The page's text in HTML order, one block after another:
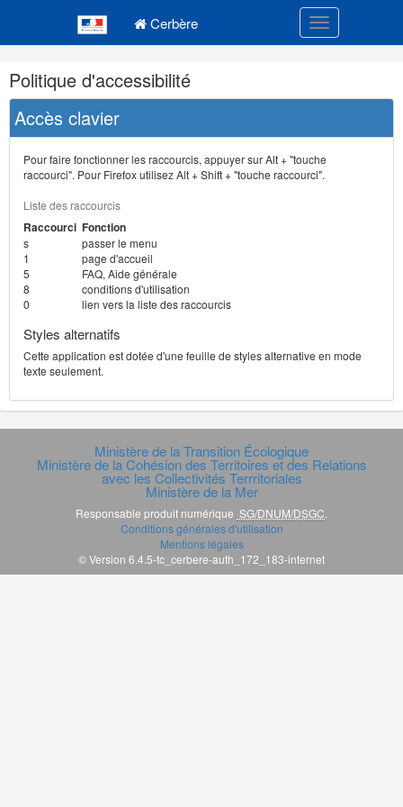
Cerbère Toggle
Navigation
et
outils
annexes
Politique d'accessibilité
Accès clavier
Pour faire fonctionner les raccourcis, appuyer sur Alt + "touche
raccourci". Pour Firefox utilisez Alt + Shift + "touche raccourci".
Liste des raccourcis
Raccourci Fonction
s
passer le menu
1
page d'accueil
5
FAQ, Aide générale
8
conditions d'utilisation
0
lien vers la liste des raccourcis
Styles alternatifs
Cette application est dotée d'une feuille de styles alternative en mode
texte seulement.
Ministère de la Transition Écologique
Ministère de la Cohésion des Territoires et des Relations
avec les Collectivités Terrritoriales
Ministère de la Mer
Responsable produit numérique SG/DNUM/DSGC
Conditions générales d'utilisation
Mentions légales
© Version 6.4.5-tc_cerbere-auth_172_183-internet